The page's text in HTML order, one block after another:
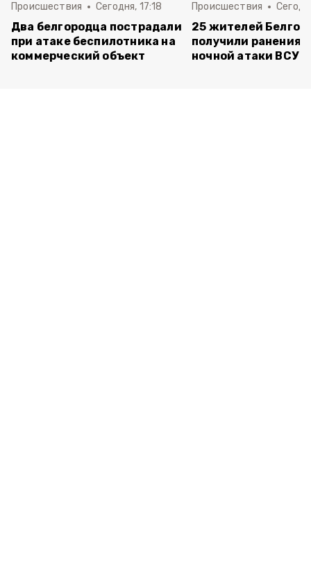
Происшествия Сегодня, 17:18
Два белгородца пострадали
при атаке беспилотника на
коммерческий объект
Происшествия
25 жителей
получили ранения
ночной атаки ВСУ